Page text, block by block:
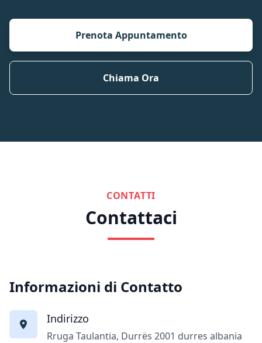
Prenota Appuntamento
Chiama Ora
CONTATTI
Contattaci
Informazioni di Contatto
Indirizzo
Rruga Taulantia, Durrës 2001 durres albania